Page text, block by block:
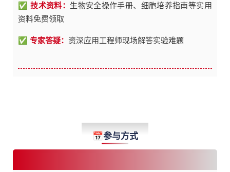
✅技术资料： 生物安全操作手册、细胞培养指南等实用
资料免费领取
✅专家答疑：资深应用工程师现场解答实验难题
Participate
📅参与方式